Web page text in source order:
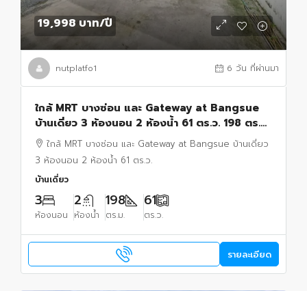
19,998 บาท/ปี
nutplatfo1 6 วัน ที่ผ่านมา
ใกล้ MRT บางซ่อน และ Gateway at Bangsue
บ้านเดี่ยว 3 ห้องนอน 2 ห้องน้ำ 61 ตร.ว. 198 ตร.ม.
ให้เช่าบ้านเดี่ยว 2 ชั้น บางซื่อ ประชาชื่น 2
ใกล้ MRT บางซ่อน และ Gateway at Bangsue บ้านเดี่ยว
3 ห้องนอน 2 ห้องน้ำ 61 ตร.ว.
บ้านเดี่ยว
3
ห้องนอน
2
ห้องน้ำ
198
ตร.ม.
61
ตร.ว.
รายละเอียด